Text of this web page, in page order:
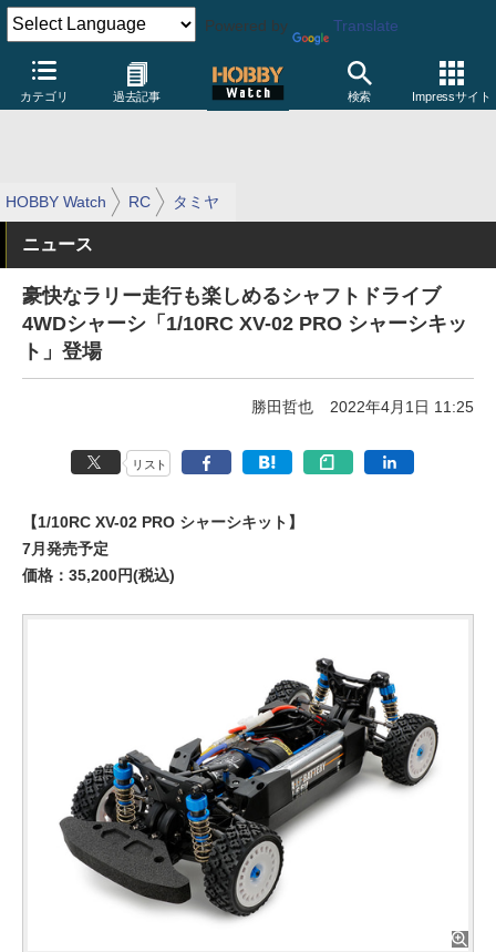
Powered by Translate
カテゴリ 過去記事 検索 Impressサイト
HOBBY Watch RC タミヤ
ニュース
豪快なラリー走行も楽しめるシャフトドライブ
4WDシャーシ「1/10RC XV-02 PRO シャーシキッ
ト」登場
勝田哲也 2022年4月1日 11:25
リスト
【1/10RC XV-02 PRO シャーシキット】
7月発売予定
価格：35,200円(税込)